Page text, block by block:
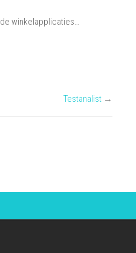
winkelapplicaties…
Testanalist →